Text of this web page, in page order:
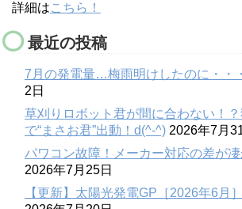
詳細はこちら！
最近の投稿
7月の発電量…梅雨明けしたのに・・
2日
草刈りロボット君が間に合わない！
で“まさお君”出動！d(^-^) 2026年7月
パワコン故障！メーカー対応の差が
2026年7月25日
【更新】太陽光発電GP［2026年6月